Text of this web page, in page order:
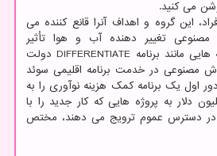
می کنید.
این گروه و اهداف آنرا قانع کننده می
مصنوعی تغییر دهنده آب و هوا تأثیر
مستقیمی بر بودجه برنامه هایی مانند برنامه DIFFERENTIATE دولت
مصنوعی در خدمت برنامه اقلیمی سوئد
اول یک برنامه کمک هزینه نوآوری را به
دلار به پروژه هایی که کار جدید را با
در دسترس عموم ترویج می دهند، مختص